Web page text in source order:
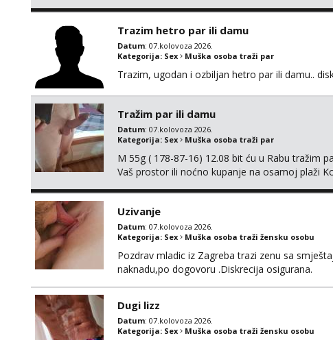
Trazim hetro par ili damu
Datum: 07.kolovoza 2026.
Kategorija: Sex Muška osoba traži par
Trazim, ugodan i ozbiljan hetro par ili damu..
Tražim par ili damu
Datum: 07.kolovoza 2026.
Kategorija: Sex Muška osoba traži par
M 55g ( 178-87-16) 12.08 bit ću u Rabu tražim
Vaš prostor ili noćno kupanje na osamoj plaži
Uzivanje
Datum: 07.kolovoza 2026.
Kategorija: Sex Muška osoba traži žensku osobu
Pozdrav mladic iz Zagreba trazi zenu sa
naknadu,po dogovoru .Diskrecija osigurana.
Dugi lizz
Datum: 07.kolovoza 2026.
Kategorija: Sex Muška osoba traži žensku osobu